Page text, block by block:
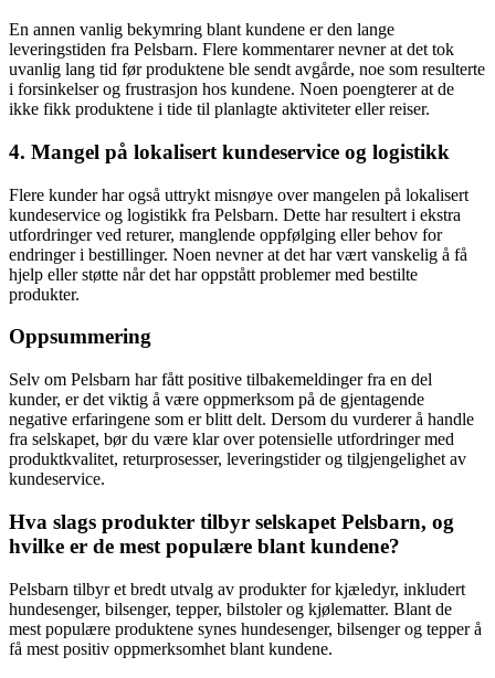
En annen vanlig bekymring blant kundene er den lange
leveringstiden fra Pelsbarn. Flere kommentarer nevner at det tok
uvanlig lang tid før produktene ble sendt avgårde, noe som resulterte
i forsinkelser og frustrasjon hos kundene. Noen poengterer at de
ikke fikk produktene i tide til planlagte aktiviteter eller reiser.
4. Mangel på lokalisert kundeservice og logistikk
Flere kunder har også uttrykt misnøye over mangelen på lokalisert
kundeservice og logistikk fra Pelsbarn. Dette har resultert i ekstra
utfordringer ved returer, manglende oppfølging eller behov for
endringer i bestillinger. Noen nevner at det har vært vanskelig å få
hjelp eller støtte når det har oppstått problemer med bestilte
produkter.
Oppsummering
Selv om Pelsbarn har fått positive tilbakemeldinger fra en del
kunder, er det viktig å være oppmerksom på de gjentagende
negative erfaringene som er blitt delt. Dersom du vurderer å handle
fra selskapet, bør du være klar over potensielle utfordringer med
produktkvalitet, returprosesser, leveringstider og tilgjengelighet av
kundeservice.
Hva slags produkter tilbyr selskapet Pelsbarn, og
hvilke er de mest populære blant kundene?
Pelsbarn tilbyr et bredt utvalg av produkter for kjæledyr, inkludert
hundesenger, bilsenger, tepper, bilstoler og kjølematter. Blant de
mest populære produktene synes hundesenger, bilsenger og tepper å
få mest positiv oppmerksomhet blant kundene.